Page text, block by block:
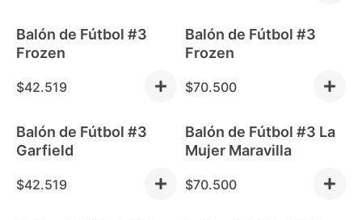
Balón de Fútbol #3
Frozen
$42.519
Balón de Fútbol #3
Frozen
$70.500
Balón de Fútbol #3
Garfield
$42.519
Balón de Fútbol #3 La
Mujer Maravilla
$70.500